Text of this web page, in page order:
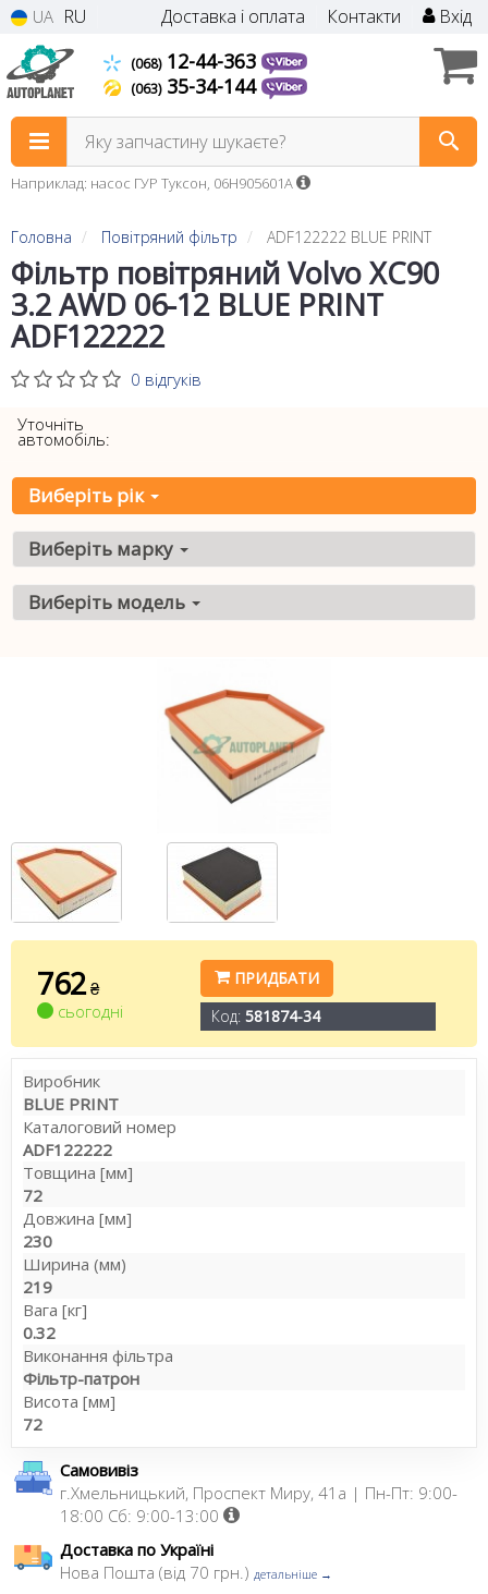
UA RU Доставка і оплата Контакти Вхід
(068)12-44-363
(063)35-34-144
Яку запчастину шукаєте?
Наприклад: насос ГУР Туксон, 06H905601A
Головна Повітряний фільтр ADF122222 BLUE PRINT
Фільтр повітряний Volvo XC90
3.2 AWD 06-12 BLUE PRINT
ADF122222
0 відгуків
Уточніть
автомобіль:
Виберіть рік
Виберіть марку
Виберіть модель
762 ₴
сьогодні
ПРИДБАТИ
Код: 581874-34
Виробник
BLUE PRINT
Каталоговий номер
ADF122222
Товщина [мм]
72
Довжина [мм]
230
Ширина (мм)
219
Вага [кг]
0.32
Виконання фільтра
Фільтр-патрон
Висота [мм]
72
Самовивіз
г.Хмельницький, Проспект Миру, 41а | Пн-Пт: 9:00-
18:00 Сб: 9:00-13:00
Доставка по Україні
Нова Пошта (від 70 грн.) детальніше →